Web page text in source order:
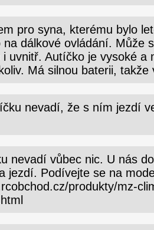
pro syna, kterému bylo
dálkové ovládání. Může
uvnitř. Autíčko je vysoké a
Má silnou baterii,
nevadí, že s ním jezdí
nevadí vůbec nic. U nás
jezdí. Podívejte se na
produkty/mz-